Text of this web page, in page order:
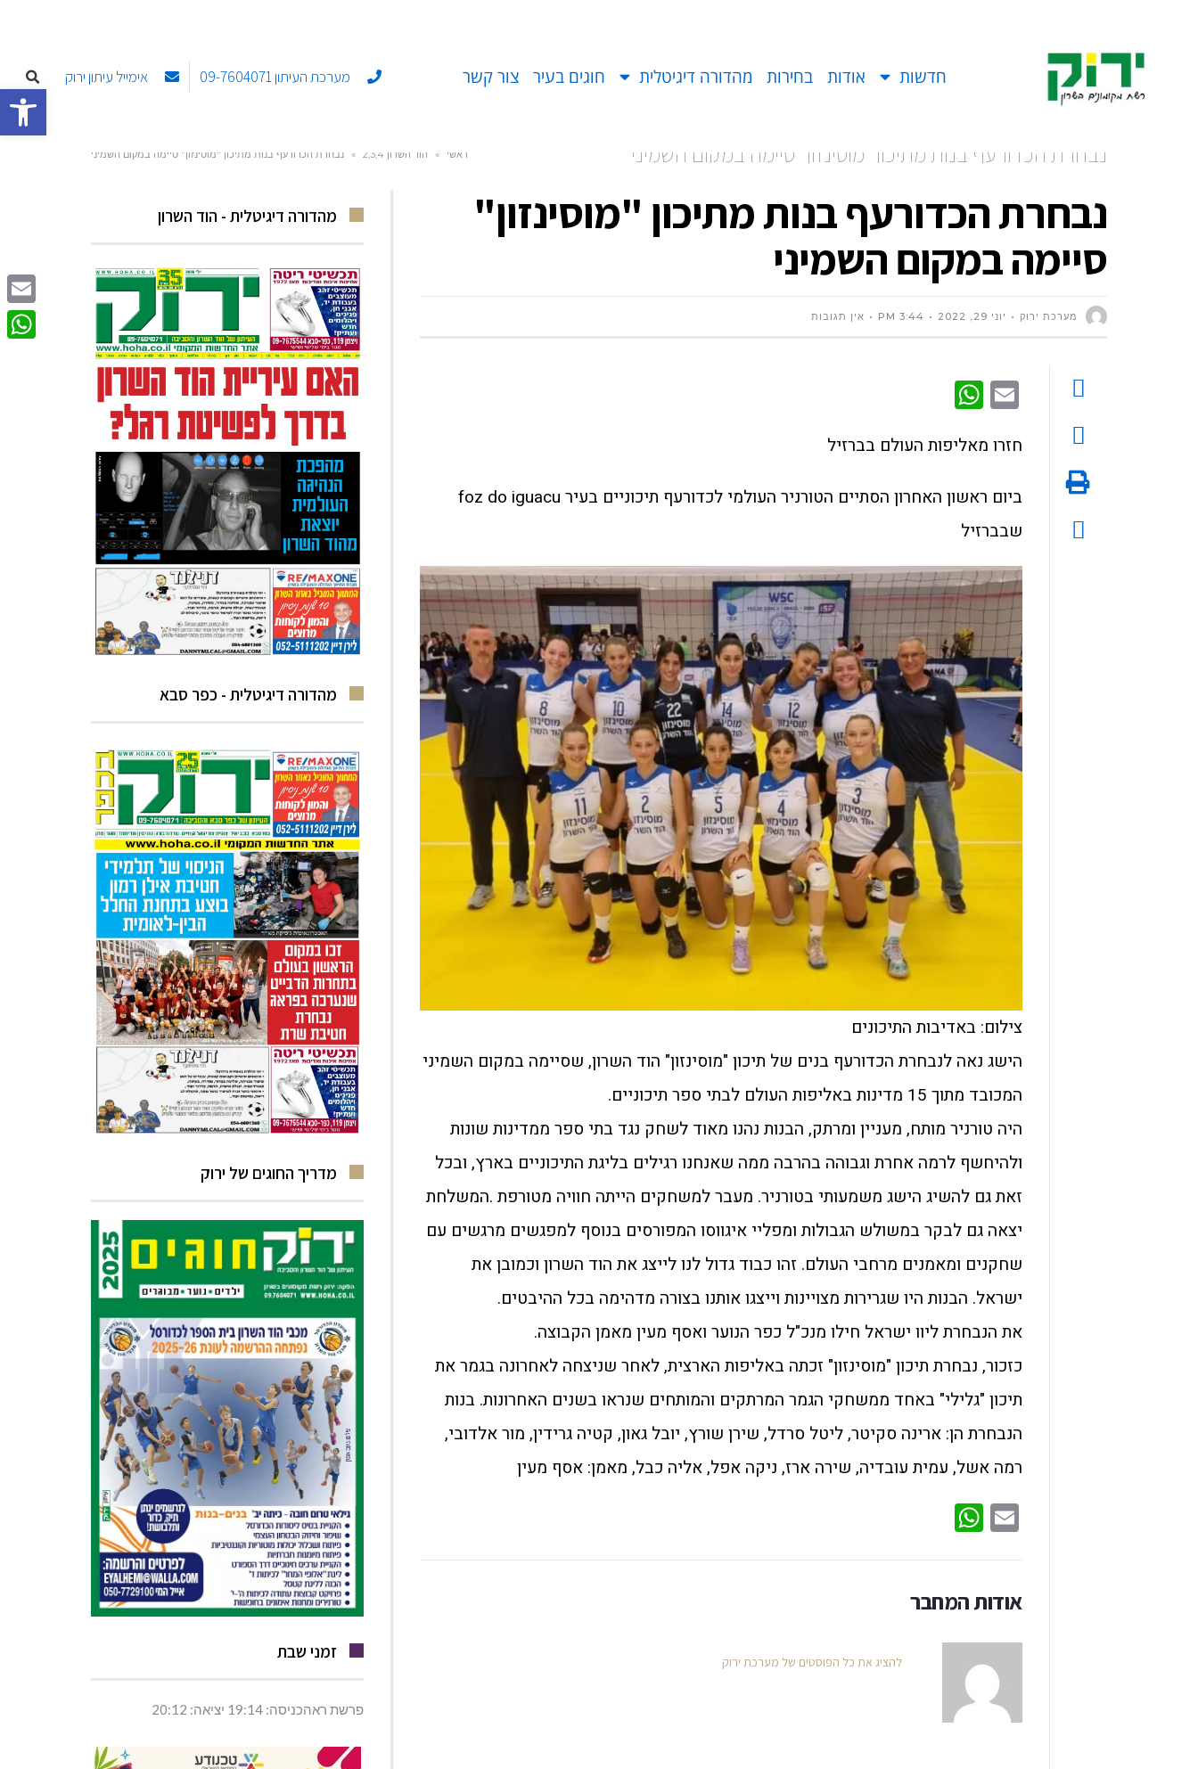
פתח חדשות אודות בחירות מהדורה דיגיטלית חוגים בעיר צור קשר מערכת העיתון 09-7604071 אימייל עיתון ירוק
נבחרת הכדורעף בנות מתיכון "מוסינזון" סיימה במקום השמיני ראשי » הוד השרון 2,3,4 » נבחרת הכדורעף בנות מתיכון "מוסינזון" סיימה במקום השמיני
נבחרת הכדורעף בנות מתיכון "מוסינזון"
סיימה במקום השמיני
מערכת ירוק יוני 29, 2022 3:44 PM אין תגובות
Email
חזרו מאליפות העולם בברזיל
ביום ראשון האחרון הסתיים הטורניר העולמי לכדורעף תיכוניים בעיר foz do iguacu
שבברזיל
צילום: באדיבות התיכונים
הישג נאה לנבחרת הכדורעף בנים של תיכון "מוסינזון" הוד השרון, שסיימה במקום השמיני
המכובד מתוך 15 מדינות באליפות העולם לבתי ספר תיכוניים.
היה טורניר מותח, מעניין ומרתק, הבנות נהנו מאוד לשחק נגד בתי ספר ממדינות שונות
ולהיחשף לרמה אחרת וגבוהה בהרבה ממה שאנחנו רגילים בליגת התיכוניים בארץ, ובכל
זאת גם להשיג הישג משמעותי בטורניר. מעבר למשחקים הייתה חוויה מטורפת .המשלחת
יצאה גם לבקר במשולש הגבולות ומפליי איגווסו המפורסים בנוסף למפגשים מרגשים עם
שחקנים ומאמנים מרחבי העולם. זהו כבוד גדול לנו לייצג את הוד השרון וכמובן את
ישראל. הבנות היו שגרירות מצויינות וייצגו אותנו בצורה מדהימה בכל ההיבטים.
את הנבחרת ליוו ישראל חילו מנכ"ל כפר הנוער ואסף מעין מאמן הקבוצה.
כזכור, נבחרת תיכון "מוסינזון" זכתה באליפות הארצית, לאחר שניצחה לאחרונה בגמר את
תיכון "גלילי" באחד ממשחקי הגמר המרתקים והמותחים שנראו בשנים האחרונות. בנות
הנבחרת הן: ארינה סקיטר, ליטל סרדל, שירן שורץ, יובל גאון, קטיה גרידין, מור אלדובי,
רמה אשל, עמית עובדיה, שירה ארז, ניקה אפל, אליה כבל, מאמן: אסף מעין
Email
אודות המחבר
להציג את כל הפוסטים של מערכת ירוק
מהדורה דיגיטלית - הוד השרון
מהדורה דיגיטלית - כפר סבא
מדריך החוגים של ירוק
זמני שבת
פרשת ראהכניסה: 19:14 יציאה: 20:12